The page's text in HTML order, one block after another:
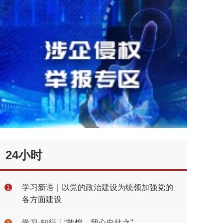
24小时
1
学习新语｜以党的政治建设为统领加强党的
各方面建设